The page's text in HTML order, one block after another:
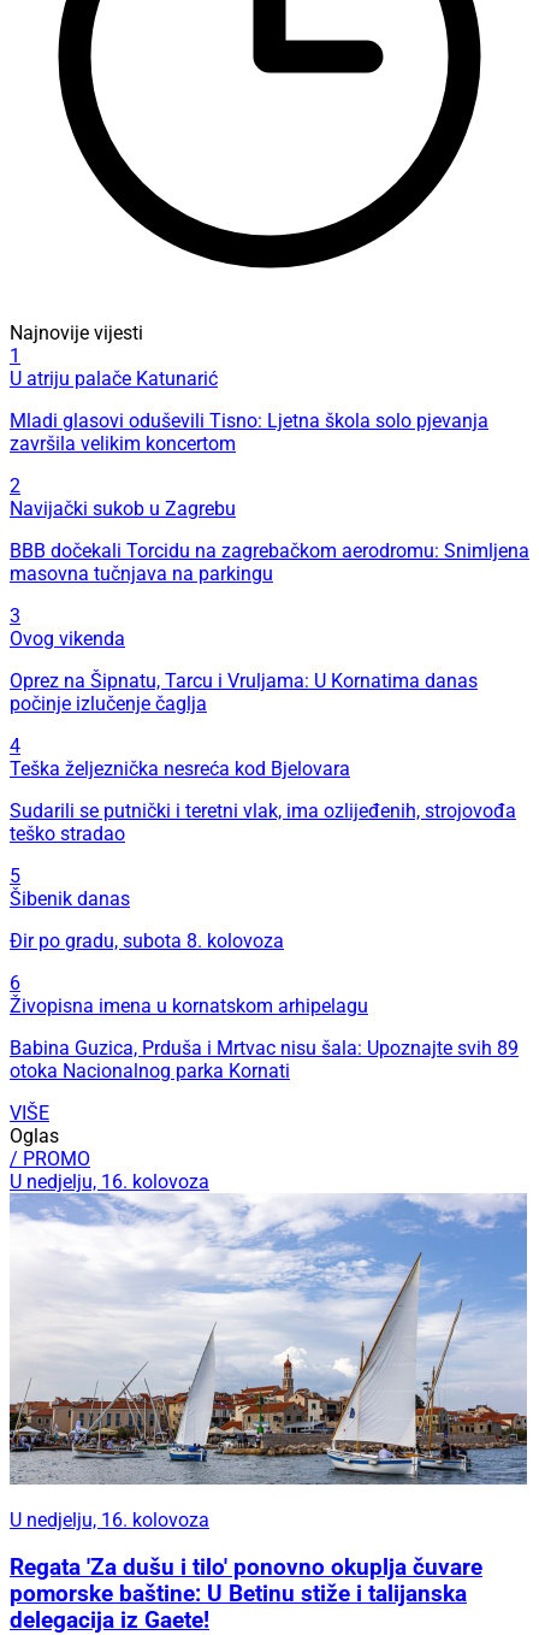
Najnovije vijesti
1
U atriju palače Katunarić
Mladi glasovi oduševili Tisno: Ljetna škola solo pjevanja
završila velikim koncertom
2
Navijački sukob u Zagrebu
BBB dočekali Torcidu na zagrebačkom aerodromu: Snimljena
masovna tučnjava na parkingu
3
Ovog vikenda
Oprez na Šipnatu, Tarcu i Vruljama: U Kornatima danas
počinje izlučenje čaglja
4
Teška željeznička nesreća kod Bjelovara
Sudarili se putnički i teretni vlak, ima ozlijeđenih, strojovođa
teško stradao
5
Šibenik danas
Đir po gradu, subota 8. kolovoza
6
Živopisna imena u kornatskom arhipelagu
Babina Guzica, Prduša i Mrtvac nisu šala: Upoznajte svih 89
otoka Nacionalnog parka Kornati
VIŠE
Oglas
/ PROMO
U nedjelju, 16. kolovoza
U nedjelju, 16. kolovoza
Regata 'Za dušu i tilo' ponovno okuplja čuvare
pomorske baštine: U Betinu stiže i talijanska
delegacija iz Gaete!